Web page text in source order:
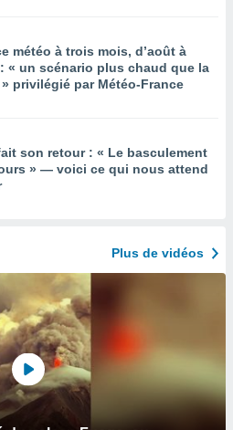
météo à trois mois, d’août à
« un scénario plus chaud que la
privilégié par Météo-France
son retour : « Le basculement
» — voici ce qui nous attend
Plus de vidéos